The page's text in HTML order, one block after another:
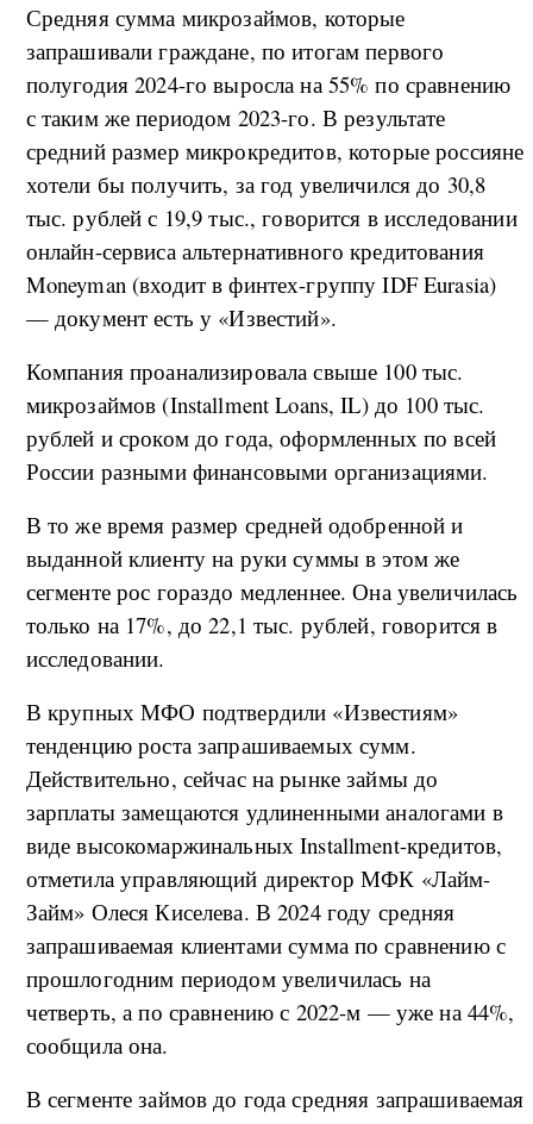
Средняя сумма микрозаймов, которые
запрашивали граждане, по итогам первого
полугодия 2024-го выросла на 55% по сравнению
с таким же периодом 2023-го. В результате
средний размер микрокредитов, которые россияне
хотели бы получить, за год увеличился до 30,8
тыс. рублей с 19,9 тыс., говорится в исследовании
онлайн-сервиса альтернативного кредитования
Moneyman (входит в финтех-группу IDF Eurasia)
— документ есть у «Известий».
Компания проанализировала свыше 100 тыс.
микрозаймов (Installment Loans, IL) до 100 тыс.
рублей и сроком до года, оформленных по всей
России разными финансовыми организациями.
В то же время размер средней одобренной и
выданной клиенту на руки суммы в этом же
сегменте рос гораздо медленнее. Она увеличилась
только на 17%, до 22,1 тыс. рублей, говорится в
исследовании.
В крупных МФО подтвердили «Известиям»
тенденцию роста запрашиваемых сумм.
Действительно, сейчас на рынке займы до
зарплаты замещаются удлиненными аналогами в
виде высокомаржинальных Installment-кредитов,
отметила управляющий директор МФК «Лайм-
Займ» Олеся Киселева. В 2024 году средняя
запрашиваемая клиентами сумма по сравнению с
прошлогодним периодом увеличилась на
четверть, а по сравнению с 2022-м — уже на 44%,
сообщила она.
В сегменте займов до года средняя запрашиваемая